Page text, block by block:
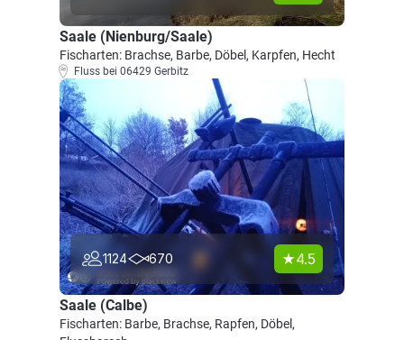
Saale (Nienburg/Saale)
Fischarten: Brachse, Barbe, Döbel, Karpfen, Hecht
Fluss bei 06429 Gerbitz
1124 670 4.5
Saale (Calbe)
Fischarten: Barbe, Brachse, Rapfen, Döbel,